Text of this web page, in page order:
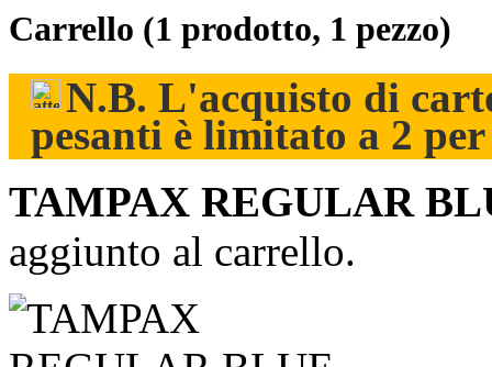
Carrello (1 prodotto, 1 pezzo)
N.B. L'acquisto di
pesanti è limitato a 2 per
TAMPAX REGULAR
aggiunto al carrello.